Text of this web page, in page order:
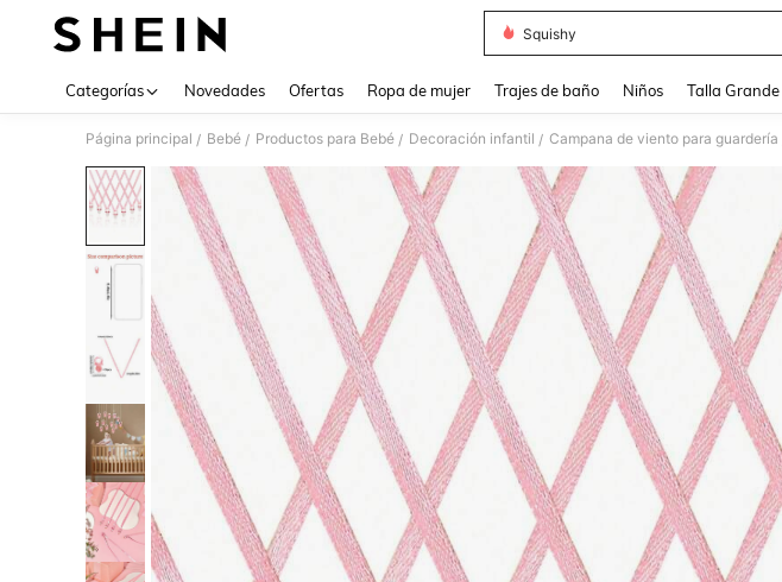
Squishy
Categorías Novedades Ofertas Ropa de mujer Trajes de baño Niños Talla Grande
Página principal / Bebé / Productos para Bebé / Decoración infantil / Campana de viento para guardería